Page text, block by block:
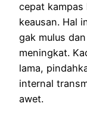
cepat
keausan. Hal
gak mulus
meningkat.
lama,
internal
awet.